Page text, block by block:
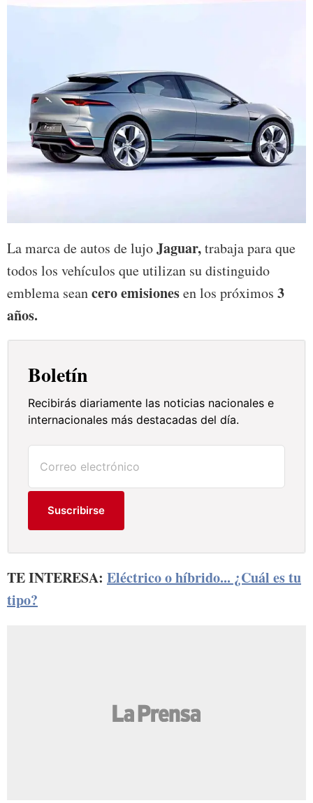
La marca de autos de lujoJaguar,trabaja para que
todos los vehículos que utilizan su distinguido
emblema seancero emisionesen los próximos 3
años.
Boletín
Recibirás diariamente las noticias nacionales e
internacionales más destacadas del día.
Suscribirse
TE INTERESA: Eléctrico o híbrido... ¿Cuál es tu
tipo?